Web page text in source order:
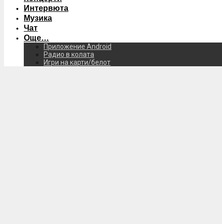
Интервюта
Музика
Чат
Още…
Приложение Android
Радио в колата
Игри на карти/белот